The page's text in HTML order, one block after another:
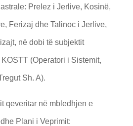
Prelez i Jerlive, Kosinë,
Ferizaj dhe Talinoc i Jerlive,
në dobi të subjektit
(Operatori i Sistemit,
Sh. A).
qeveritar në mbledhjen e
Plani i Veprimit: